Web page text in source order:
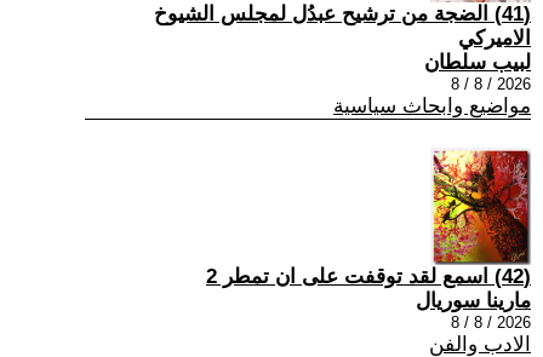
(41) الضجة من ترشيح عبدُل لمجلس الشيوخ
الاميركي
لبيب سلطان
2026 / 8 / 8
مواضيع وابحاث سياسية
(42) اسمع لقد توقفت على ان تمطر 2
مارينا سوريال
2026 / 8 / 8
الادب والفن